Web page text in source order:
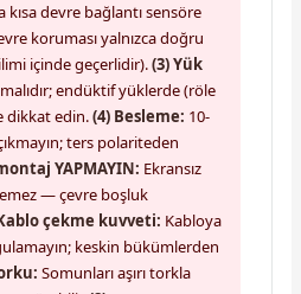
kısa devre bağlantı sensöre
koruması yalnızca doğru
içinde geçerlidir).(3) Yük
endüktif yüklerde (röle
dikkat edin.(4) Besleme: 10-
çıkmayın; ters polariteden
YAPMAYIN: Ekransız
— çevre boşluk
çekme kuvveti: Kabloya
keskin bükümlerden
Somunları aşırı torkla